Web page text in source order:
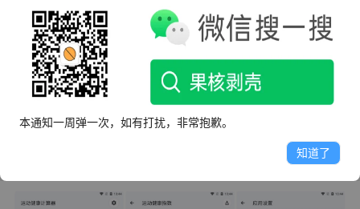
要功能包括计算身体质量、基础代谢率、燃脂运动心率，以
及健康体重范围和日常消耗热量。用户只需输入的身高、体
重、性别等信息，APP会给出相应的健康体重范围，帮助用
户设定合理的体重目标。让用户能够科学合理的安排饮食和
本通知一周弹一次，如有打扰，非常抱歉。
知道了